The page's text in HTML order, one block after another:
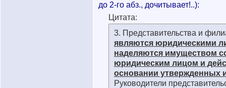
до 2-го абз., дочитывает!..):
Цитата:
3. Представительства и
являются юридическими
наделяются имуществом
юридическим лицом и
основании утвержденных
Руководители